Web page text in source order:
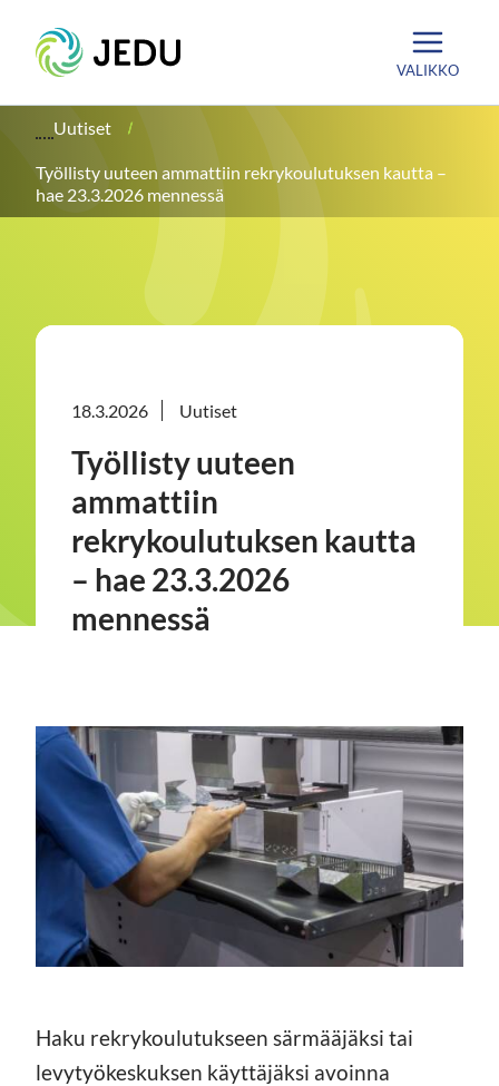
sisältöön
Etusivu
VALIKKO
Uutiset
Työllisty uuteen ammattiin rekrykoulutuksen kautta –
hae 23.3.2026 mennessä
18.3.2026 Uutiset
Työllisty uuteen
ammattiin
rekrykoulutuksen kautta
– hae 23.3.2026
mennessä
Haku rekrykoulutukseen särmääjäksi tai
levytyökeskuksen käyttäjäksi avoinna